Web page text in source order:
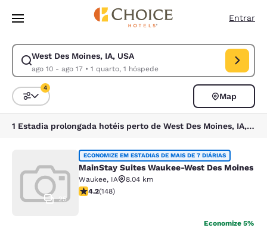
Pular Para Conteúdo Principal
Entrar
West Des Moines, IA, USA
ago 10 - ago 17• 1 quarto, 1 hóspede
Modificar pesquisa para West Des Moines, IA, USA. Data de check-in
Classificar e filtrar
4
Map
1 Estadia prolongada hotéis perto de West Des Moines, IA, USA correspondem aos seus filtros
MainStay Suites Waukee-West Des
25
ECONOMIZE EM ESTADIAS DE MAIS DE 7 DIÁRIAS
MainStay Suites Waukee-West Des Moines
Waukee, IA
8.04 km
classificação 4.23 estrelas. Excelente. 148 avaliações
4.2(148)
Economize 5%